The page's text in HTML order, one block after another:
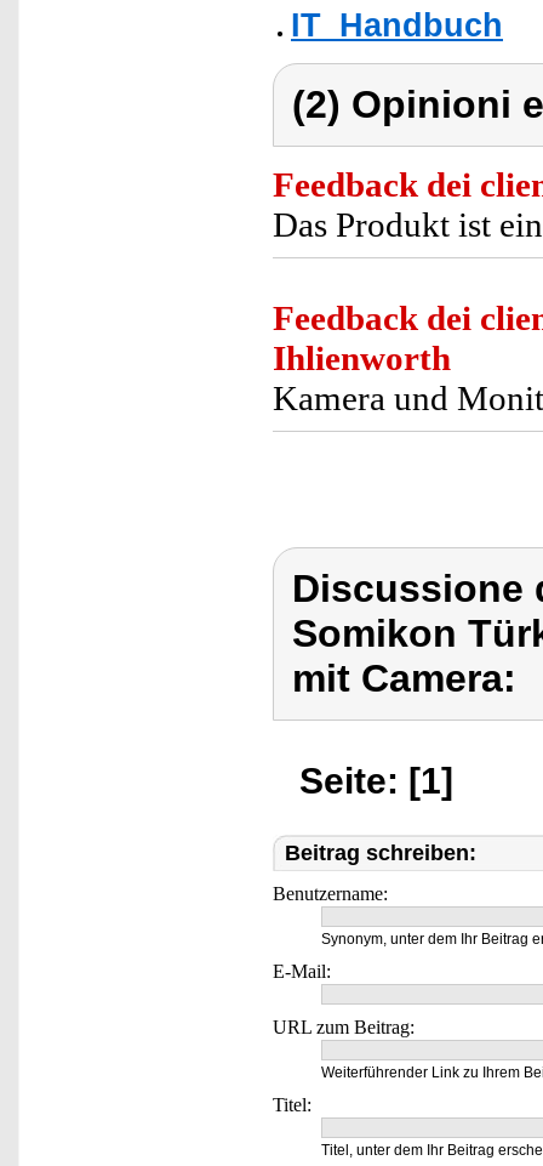
IT_Handbuch
(2) Opinioni
Feedback dei
Das Produkt ist
Feedback dei
Ihlienworth
Kamera und
Discussione
Somikon
mit Camera:
Seite: [1]
Beitrag schreiben:
Benutzername:
Synonym, unter dem Ihr Beitrag
E-Mail:
URL zum Beitrag:
Weiterführender Link zu Ihrem
Titel:
Titel, unter dem Ihr Beitrag